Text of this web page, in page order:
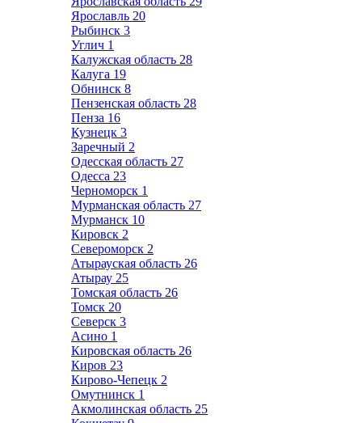
Ярославль 20
Рыбинск 3
Углич 1
Калужская область 28
Калуга 19
Обнинск 8
Пензенская область 28
Пенза 16
Кузнецк 3
Заречный 2
Одесская область 27
Одесса 23
Черноморск 1
Мурманская область 27
Мурманск 10
Кировск 2
Североморск 2
Атырауская область 26
Атырау 25
Томская область 26
Томск 20
Северск 3
Асино 1
Кировская область 26
Киров 23
Кирово-Чепецк 2
Омутнинск 1
Акмолинская область 25